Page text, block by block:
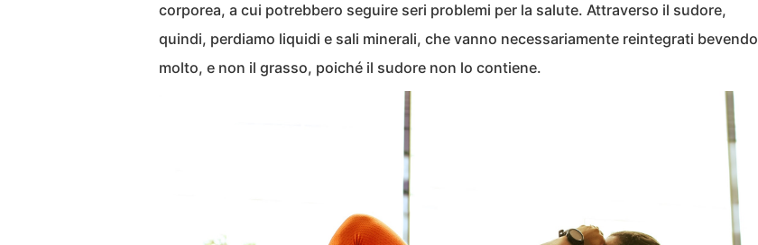
corporea, a cui potrebbero seguire seri problemi per la salute. Attraverso il sudore,
quindi, perdiamo liquidi e sali minerali, che vanno necessariamente reintegrati bevendo
molto, e non il grasso, poiché il sudore non lo contiene.